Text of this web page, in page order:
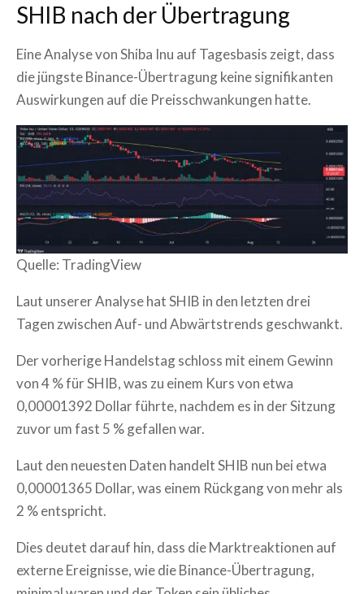
SHIB nach der Übertragung
Eine Analyse von Shiba Inu auf Tagesbasis zeigt, dass
die jüngste Binance-Übertragung keine signifikanten
Auswirkungen auf die Preisschwankungen hatte.
Quelle: TradingView
Laut unserer Analyse hat SHIB in den letzten drei
Tagen zwischen Auf- und Abwärtstrends geschwankt.
Der vorherige Handelstag schloss mit einem Gewinn
von 4 % für SHIB, was zu einem Kurs von etwa
0,00001392 Dollar führte, nachdem es in der Sitzung
zuvor um fast 5 % gefallen war.
Laut den neuesten Daten handelt SHIB nun bei etwa
0,00001365 Dollar, was einem Rückgang von mehr als
2 % entspricht.
Dies deutet darauf hin, dass die Marktreaktionen auf
externe Ereignisse, wie die Binance-Übertragung,